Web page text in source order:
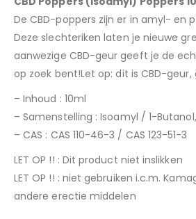
De CBD-poppers zijn er in amyl- en
Deze slechteriken laten je nieuwe
aanwezige CBD-geur geeft je de
op zoek bent!Let op: dit is CBD-geur,
– Inhoud : 10ml
– Samenstelling : Isoamyl / 1-
– CAS : CAS 110-46-3 / CAS 123-51-3
LET OP !! : Dit product niet inslikken
LET OP !! : niet gebruiken i.c.m.
andere erectie middelen